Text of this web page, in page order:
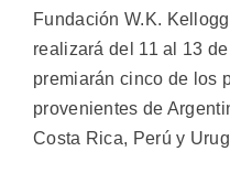
Fundación W.K.
realizará del 11 al 13
premiarán cinco de los
provenientes de
Costa Rica, Perú y